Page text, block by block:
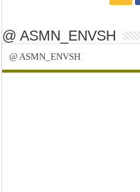
@ ASMN_ENVSH
@ ASMN_ENVSH